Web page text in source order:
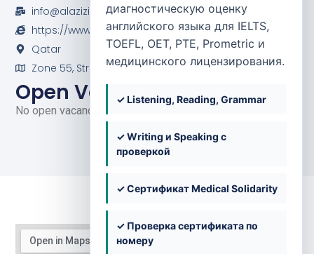
диагностическую оценку
английского языка для IELTS,
TOEFL, OET, PTE, Prometric и
медицинского лицензирования.
✓ Listening, Reading, Grammar
✓ Writing и Speaking с
проверкой
✓ Сертификат Medical Solidarity
✓ Проверка сертификата по
номеру
info@alaziziyapharmacies.com
https://www.facebook.com/alaziziyapharmacy/
Qatar
Zone 55, Street 185, Building No. 35, Al Aziziya
Open Vacancies
No open vacancies at the moment.